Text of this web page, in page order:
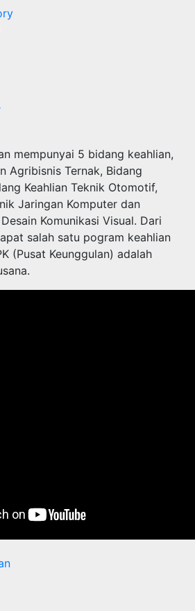
mempunyai 5 bidang keahlian,
Agribisnis Ternak, Bidang
Keahlian Teknik Otomotif,
Jaringan Komputer dan
Komunikasi Visual. Dari
salah satu pogram keahlian
(Pusat Keunggulan) adalah